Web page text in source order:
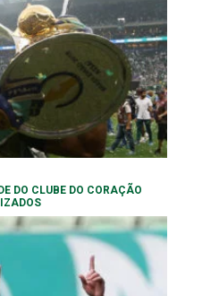
DO CLUBE DO CORAÇÃO